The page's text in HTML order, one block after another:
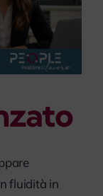
fluidità in